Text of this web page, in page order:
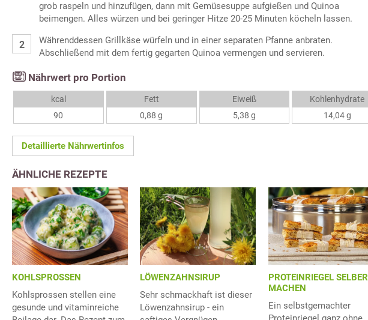
grob raspeln und hinzufügen, dann mit Gemüsesuppe aufgießen und Quinoa
beimengen. Alles würzen und bei geringer Hitze 20-25 Minuten köcheln lassen.
Währenddessen Grillkäse würfeln und in einer separaten Pfanne anbraten.
Abschließend mit dem fertig gegarten Quinoa vermengen und servieren.
Nährwert pro Portion
kcal
90
Fett
0,88 g
Eiweiß
5,38 g
Kohlenhydrate
14,04 g
Detaillierte Nährwertinfos
ÄHNLICHE REZEPTE
KOHLSPROSSEN
Kohlsprossen stellen eine
gesunde und vitaminreiche
LÖWENZAHNSIRUP
Sehr schmackhaft ist dieser
Löwenzahnsirup - ein
PROTEINRIEGEL SELBER
MACHEN
Ein selbstgemachter